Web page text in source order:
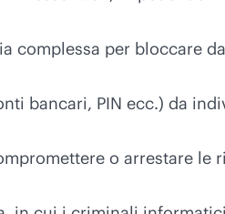
complessa per bloccare
bancari, PIN ecc.) da
o arrestare le